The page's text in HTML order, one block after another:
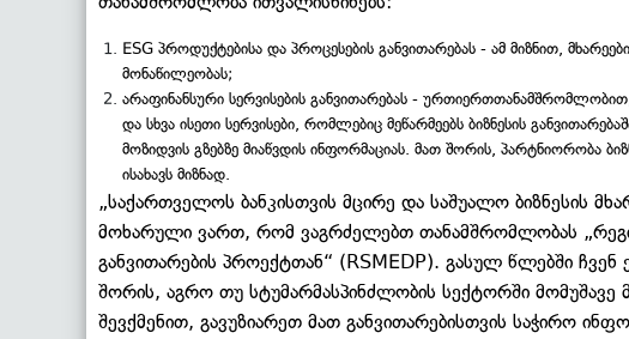
ESG პროდუქტებისა და პროცესების განვითარებას - ამ მიზნით,
მონაწილეობას;
არაფინანსური სერვისების განვითარებას -
და სხვა ისეთი სერვისები, რომლებიც მეწარმეებს ბიზნესის
მოზიდვის გზებზე მიაწვდის ინფორმაციას. მათ შორის, პარტნიორობა
ისახავს მიზნად.
„საქართველოს ბანკისთვის მცირე და საშუალო ბიზნესის
მოხარული ვართ, რომ ვაგრძელებთ თანამშრომლობას
განვითარების პროექტთან“ (RSMEDP). გასულ წლებში
შორის, აგრო თუ სტუმარმასპინძლობის სექტორში მომუშავე
შევქმენით, გავუზიარეთ მათ განვითარებისთვის საჭირო